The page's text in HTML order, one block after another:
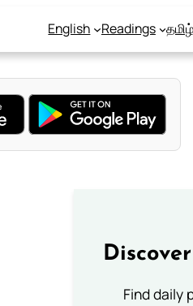
English Readings தமிழ்
Find daily